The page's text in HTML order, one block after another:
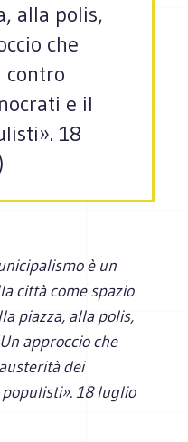
alla polis,
che
contro
e il
18
è un
città come spazio
piazza, alla polis,
approccio che
dei
18 luglio